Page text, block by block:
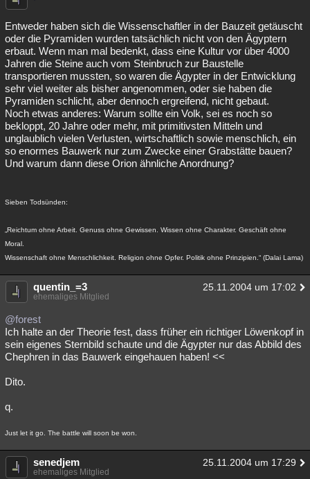
Entweder haben sich die Wissenschaftler in der Bauzeit getäuscht
oder die Pyramiden wurden tatsächlich nicht von den Ägyptern
erbaut. Wenn man mal bedenkt, dass eine Kultur vor über 4000
Jahren die Steine auch vom Steinbruch zur Baustelle
transportieren mussten, so waren die Ägypter in der Entwicklung
sehr viel weiter als bisher angenommen, oder sie haben die
Pyramiden schlicht, aber dennoch ergreifend, nicht gebaut.
Noch etwas anderes: Warum sollte ein Volk, sei es noch so
bekloppt, 20 Jahre oder mehr, mit primitivsten Mitteln und
unglaublich vielen Verlusten, wirtschaftlich sowie menschlich, ein
so enormes Bauwerk nur zum Zwecke einer Grabstätte bauen?
Und warum dann diese Orion ähnliche Anordnung?
Sieben Todsünden:
„Reichtum ohne Arbeit. Genuss ohne Gewissen. Wissen ohne Charakter. Geschäft ohne
Moral.
Wissenschaft ohne Menschlichkeit. Religion ohne Opfer. Politik ohne Prinzipien.“ (Dalai Lama)
quentin_=3 25.11.2004 um 17:02
ehemaliges Mitglied
@forest
Ich halte an der Theorie fest, dass früher ein richtiger Löwenkopf in
sein eigenes Sternbild schaute und die Ägypter nur das Abbild des
Chephren in das Bauwerk eingehauen haben! <<
Dito.
q.
Just let it go. The battle will soon be won.
senedjem 25.11.2004 um 17:29
ehemaliges Mitglied